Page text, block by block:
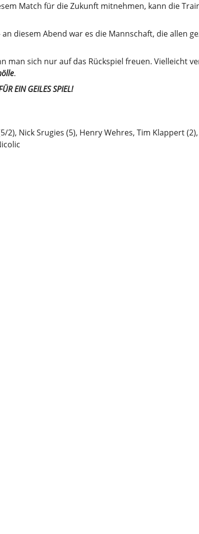
Match für die Zukunft mitnehmen, kann die
diesem Abend war es die Mannschaft, die allen
man sich nur auf das Rückspiel freuen. Vielleicht
.
EIN GEILES SPIEL!
2), Nick Srugies (5), Henry Wehres, Tim Klappert